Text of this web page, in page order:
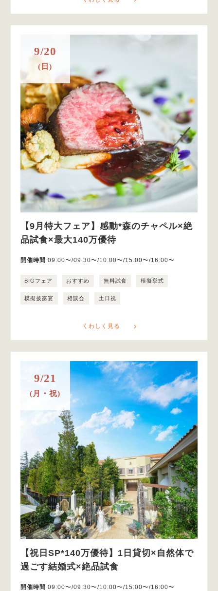
9/20
(日)
【9月特大フェア】感動*森のチャペル×絶
品試食×最大140万優待
開催時間 09:00〜/09:30〜/10:00〜/15:00〜/16:00〜
BIGフェア おすすめ 無料試食 模擬挙式
模擬披露宴 相談会 土日祝
くわしく見る
9/21
(月・祝)
【祝日SP*140万優待】1日貸切×自然体で
過ごす結婚式×絶品試食
開催時間 09:00〜/09:30〜/10:00〜/15:00〜/16:00〜